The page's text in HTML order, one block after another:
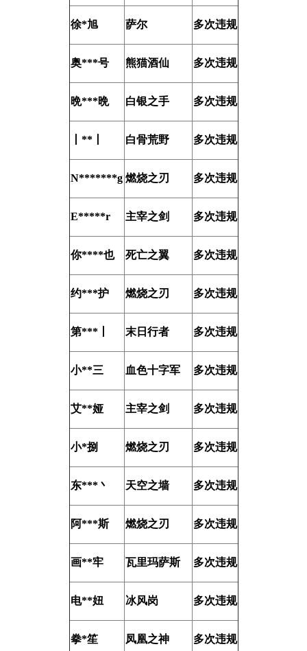
徐*旭 萨尔 多次违规
奥***号 熊猫酒仙 多次违规
晩***晩 白银之手 多次违规
丨**丨 白骨荒野 多次违规
N*******g 燃烧之刃 多次违规
E*****r 主宰之剑 多次违规
你****也 死亡之翼 多次违规
约***护 燃烧之刃 多次违规
第***丨 末日行者 多次违规
小**三 血色十字军 多次违规
艾**娅 主宰之剑 多次违规
小*捌 燃烧之刃 多次违规
东***丶 天空之墙 多次违规
阿***斯 燃烧之刃 多次违规
画**牢 瓦里玛萨斯 多次违规
电**妞 冰风岗 多次违规
拳*笙 凤凰之神 多次违规